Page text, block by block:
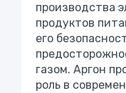
производства
продуктов
его
газом. Аргон
роль в